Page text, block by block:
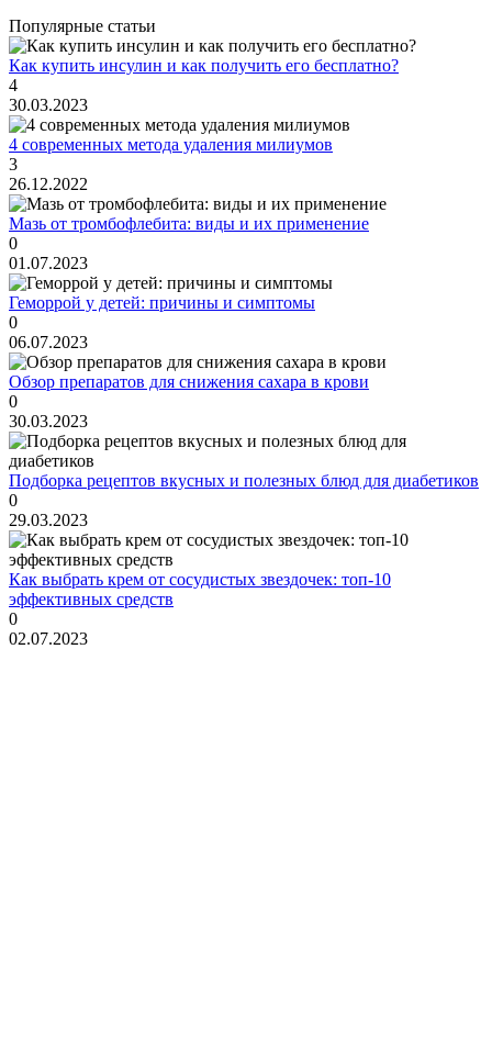
Популярные статьи
Как купить инсулин и как получить его бесплатно?
4
30.03.2023
4 современных метода удаления милиумов
3
26.12.2022
Мазь от тромбофлебита: виды и их применение
0
01.07.2023
Геморрой у детей: причины и симптомы
0
06.07.2023
Обзор препаратов для снижения сахара в крови
0
30.03.2023
Подборка рецептов вкусных и полезных блюд для диабетиков
0
29.03.2023
Как выбрать крем от сосудистых звездочек: топ-10
эффективных средств
0
02.07.2023